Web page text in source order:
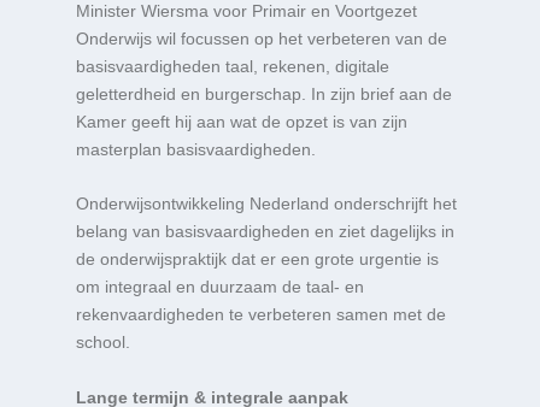
Minister Wiersma voor Primair en Voortgezet
Onderwijs wil focussen op het verbeteren van de
basisvaardigheden taal, rekenen, digitale
geletterdheid en burgerschap. In zijn brief aan de
Kamer geeft hij aan wat de opzet is van zijn
masterplan basisvaardigheden.
Onderwijsontwikkeling Nederland onderschrijft het
belang van basisvaardigheden en ziet dagelijks in
de onderwijspraktijk dat er een grote urgentie is
om integraal en duurzaam de taal- en
rekenvaardigheden te verbeteren samen met de
school.
Lange termijn & integrale aanpak